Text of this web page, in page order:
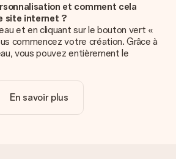
et comment cela
site internet ?
et en cliquant sur le bouton vert «
commencez votre création. Grâce à
vous pouvez entièrement le
touche finale à votre cadeau.
elle comprise dans le prix ?
En savoir plus